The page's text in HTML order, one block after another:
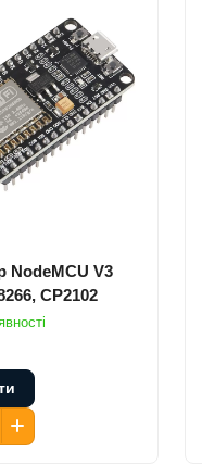
NodeMCU V3
CP2102